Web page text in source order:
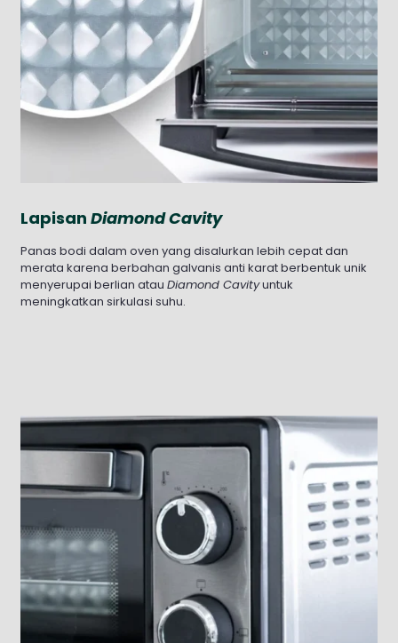
Lapisan Diamond Cavity
Panas bodi dalam oven yang disalurkan lebih cepat dan
merata karena berbahan galvanis anti karat berbentuk unik
menyerupai berlian atau Diamond Cavityuntuk
meningkatkan sirkulasi suhu.